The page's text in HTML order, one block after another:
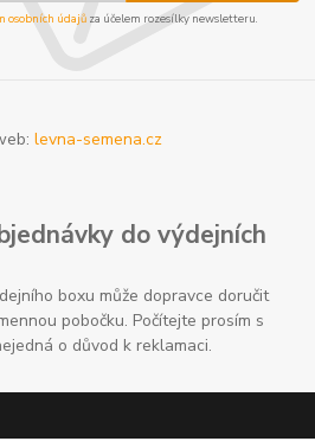
osobních údajůza účelem rozesílky newsletteru.
levna-semena.cz
do výdejních
boxu může dopravce doručit
pobočku. Počítejte prosím s
o důvod k reklamaci.